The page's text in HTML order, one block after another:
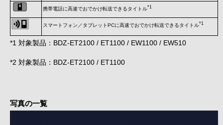
携帯電話に高速でおでかけ転送できるタイトル*1
スマートフォン／タブレットPCに高速でおでかけ転送できるタイトル*1
*1 対象製品：BDZ-ET2100 / ET1100 / EW1100 / EW510
*2 対象製品：BDZ-ET2100 / ET1100
写真の一覧